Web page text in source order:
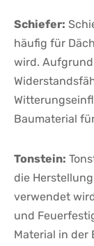
Schiefer:
häufig ⁤für
‍wird.
Baumaterial
Tonstein:
die
verwendet
und⁣
Material in der